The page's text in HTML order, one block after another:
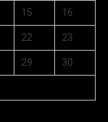
15 16
22 23
29 30